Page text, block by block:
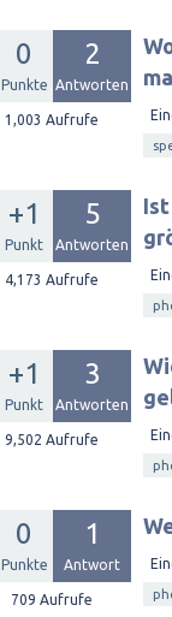
0
Punkte
2
Antworten
1,003 Aufrufe
+1
Punkt
5
Antworten
4,173 Aufrufe
+1
Punkt
3
Antworten
9,502 Aufrufe
0
Punkte
1
Antwort
709 Aufrufe